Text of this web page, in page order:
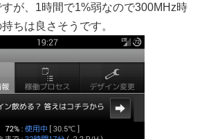
が、1時間で1%弱なので300MHz時
ちは良さそうです。